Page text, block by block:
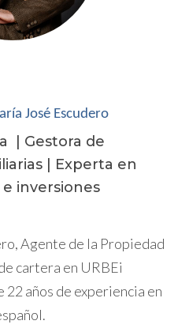
modernos en
hasta encantadoras
pintorescos, las
prosperar.
por qué Cataluña es
No te
de visualizar otros
desentrañan los
guía definitiva.
no solo es un lugar
donde la vida
entorno culturalmente
José Escudero
| Gestora de
| Experta en
inversiones
Agente de la Propiedad
cartera en URBEi
22 años de experiencia en